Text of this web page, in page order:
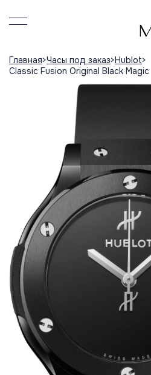
Главная Часы под заказ Hublot
Classic Fusion Original Black Magic